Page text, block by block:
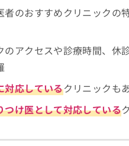
者のおすすめクリニックの
のアクセスや診療時間、休
対応しているクリニックも
つけ医として対応している